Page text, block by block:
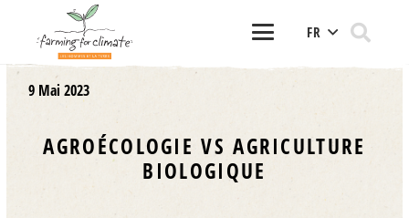
FR
9 Mai 2023
AGROÉCOLOGIE VS AGRICULTURE
BIOLOGIQUE